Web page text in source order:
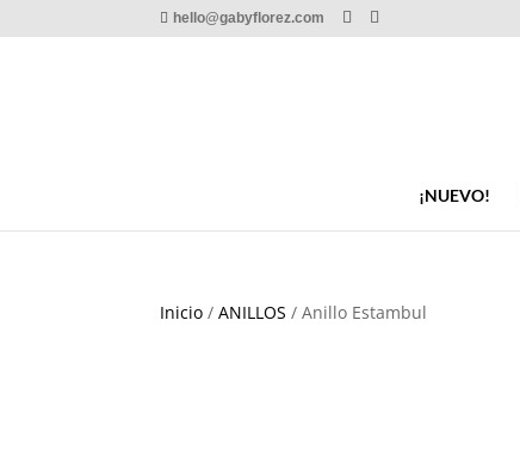
hello@gabyflorez.com
¡NUEVO!
Inicio /ANILLOS / Anillo Estambul